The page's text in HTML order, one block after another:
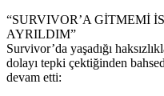
“SURVIVOR’A GİTMEMİ
AYRILDIM”
Survivor’da yaşadığı
dolayı tepki çektiğinden
devam etti: